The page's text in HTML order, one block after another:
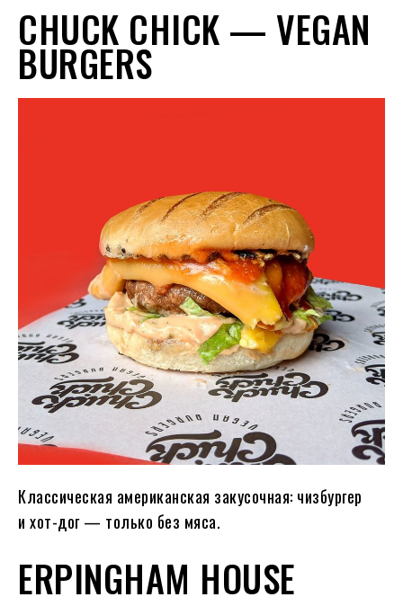
CHUCK CHICK — VEGAN
BURGERS
Классическая американская закусочная: чизбургер
и хот-дог — только без мяса.
ERPINGHAM HOUSE